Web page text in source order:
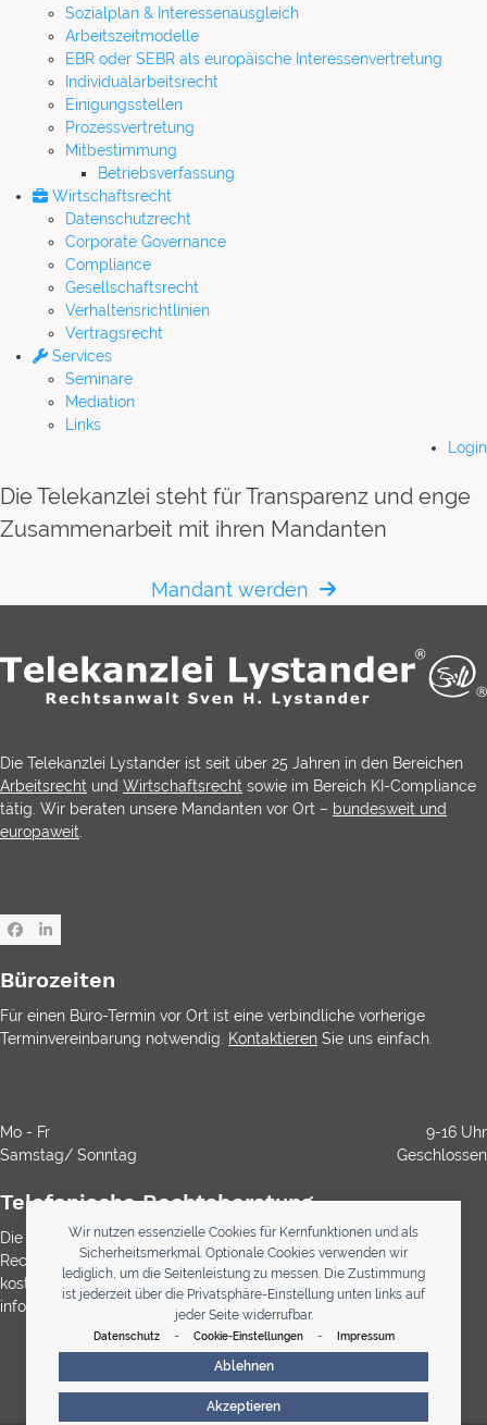
Wir nutzen essenzielle Cookies für Kernfunktionen und als
Sicherheitsmerkmal. Optionale Cookies verwenden wir
lediglich, um die Seitenleistung zu messen. Die Zustimmung
ist jederzeit über die Privatsphäre-Einstellung unten links auf
jeder Seite widerrufbar.
Datenschutz - Cookie-Einstellungen - Impressum
Akzeptieren
Ablehnen
Sozialplan & Interessenausgleich
Arbeitszeitmodelle
EBR oder SEBR als europäische Interessenvertretung
Individualarbeitsrecht
Einigungsstellen
Prozessvertretung
Mitbestimmung
Betriebsverfassung
Wirtschaftsrecht
Datenschutzrecht
Corporate Governance
Compliance
Gesellschaftsrecht
Verhaltensrichtlinien
Vertragsrecht
Services
Seminare
Mediation
Links
Login
Die Telekanzlei steht für Transparenz und enge
Zusammenarbeit mit ihren Mandanten
Mandant werden
Die Telekanzlei Lystander ist seit über 25 Jahren in den Bereichen
Arbeitsrecht und Wirtschaftsrecht sowie im Bereich KI-Compliance
tätig. Wir beraten unsere Mandanten vor Ort – bundesweit und
europaweit
Facebook
LinkedIn
Bürozeiten
Für einen Büro-Termin vor Ort ist eine verbindliche vorherige
Terminvereinbarung notwendig.
Kontaktieren Sie uns einfach.
Mo - Fr
9-16 Uhr
Samstag/ Sonntag
Geschlossen
Telefonische Rechtsberatung
Die Durchwahl ist kostenlos. Die Rechtsberatung ist gemäß
Rechtsanwaltsvergütungsgesetz (RVG) bei Anwälten immer
kostenpflichtig. Über etwaig anfallende Kosten werden Sie
informiert
0800 123 33 34